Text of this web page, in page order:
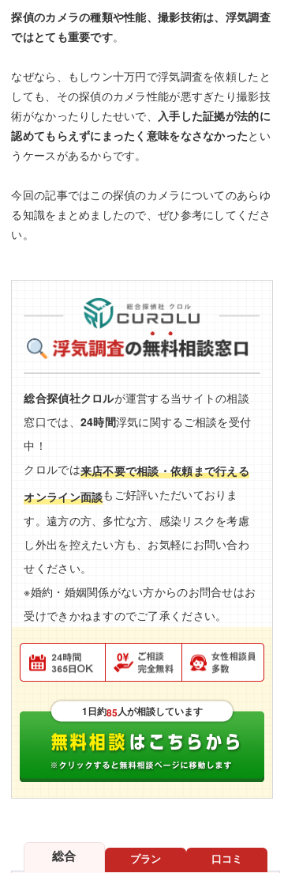
探偵のカメラの種類や性能、撮影技術は、浮気調査
ではとても重要です。
なぜなら、もしウン十万円で浮気調査を依頼したと
しても、その探偵のカメラ性能が悪すぎたり撮影技
術がなかったりしたせいで、
入手した証拠が法的に
認めてもらえずにまったく意味をなさなかったとい
うケースがあるからです。
今回の記事ではこの探偵のカメラについてのあらゆ
る知識をまとめましたので、ぜひ参考にしてくださ
い。
総合探偵社クロルが運営する当サイトの相談
窓口では、 24時間浮気に関するご相談を受付
中！
クロルでは来店不要で相談・依頼まで行える
オンライン面談もご好評いただいておりま
す。遠方の方、多忙な方、感染リスクを考慮
し外出を控えたい方も、お気軽にお問い合わ
せください。
※婚約・婚姻関係がない方からのお問合せはお
受けできかねますのでご了承ください。
1日約85人が相談しています
総合 プラン 口コミ